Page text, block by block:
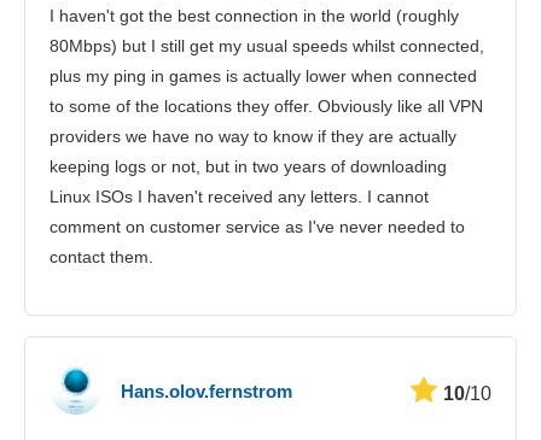
I haven't got the best connection in the world (roughly
80Mbps) but I still get my usual speeds whilst connected,
plus my ping in games is actually lower when connected
to some of the locations they offer. Obviously like all VPN
providers we have no way to know if they are actually
keeping logs or not, but in two years of downloading
Linux ISOs I haven't received any letters. I cannot
comment on customer service as I've never needed to
contact them.
Hans.olov.fernstrom 10/10